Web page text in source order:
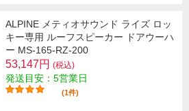
ALPINE メティオサウンド ライズ ロッ
キー専用 ルーフスピーカー ドアウーハ
ー MS-165-RZ-200
53,147円 (税込)
発送目安：5営業日
(1件)